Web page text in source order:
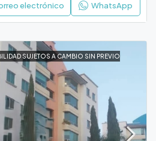
electrónico WhatsApp
SUJETOS A CAMBIO SIN PREVIO